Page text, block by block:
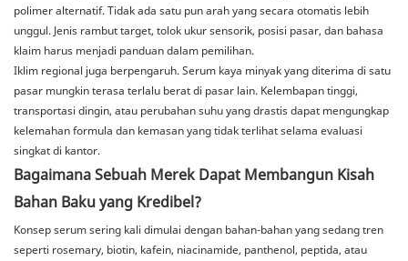
polimer alternatif. Tidak ada satu pun arah yang secara otomatis lebih
unggul. Jenis rambut target, tolok ukur sensorik, posisi pasar, dan bahasa
klaim harus menjadi panduan dalam pemilihan.
Iklim regional juga berpengaruh. Serum kaya minyak yang diterima di satu
pasar mungkin terasa terlalu berat di pasar lain. Kelembapan tinggi,
transportasi dingin, atau perubahan suhu yang drastis dapat mengungkap
kelemahan formula dan kemasan yang tidak terlihat selama evaluasi
singkat di kantor.
Bagaimana Sebuah Merek Dapat Membangun Kisah
Bahan Baku yang Kredibel?
Konsep serum sering kali dimulai dengan bahan-bahan yang sedang tren
seperti rosemary, biotin, kafein, niacinamide, panthenol, peptida, atau